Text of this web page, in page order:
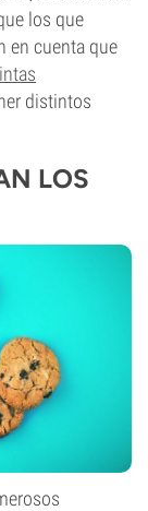
los que
en cuenta que
distintos
LOS